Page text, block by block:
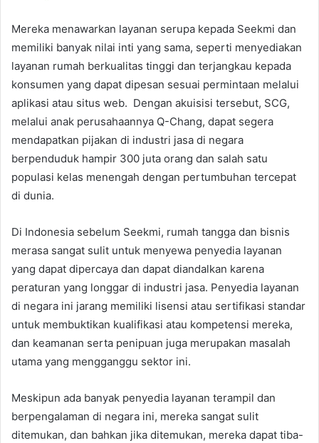
Mereka menawarkan layanan serupa kepada Seekmi dan
memiliki banyak nilai inti yang sama, seperti menyediakan
layanan rumah berkualitas tinggi dan terjangkau kepada
konsumen yang dapat dipesan sesuai permintaan melalui
aplikasi atau situs web. Dengan akuisisi tersebut, SCG,
melalui anak perusahaannya Q-Chang, dapat segera
mendapatkan pijakan di industri jasa di negara
berpenduduk hampir 300 juta orang dan salah satu
populasi kelas menengah dengan pertumbuhan tercepat
di dunia.
Di Indonesia sebelum Seekmi, rumah tangga dan bisnis
merasa sangat sulit untuk menyewa penyedia layanan
yang dapat dipercaya dan dapat diandalkan karena
peraturan yang longgar di industri jasa. Penyedia layanan
di negara ini jarang memiliki lisensi atau sertifikasi standar
untuk membuktikan kualifikasi atau kompetensi mereka,
dan keamanan serta penipuan juga merupakan masalah
utama yang mengganggu sektor ini.
Meskipun ada banyak penyedia layanan terampil dan
berpengalaman di negara ini, mereka sangat sulit
ditemukan, dan bahkan jika ditemukan, mereka dapat tiba-